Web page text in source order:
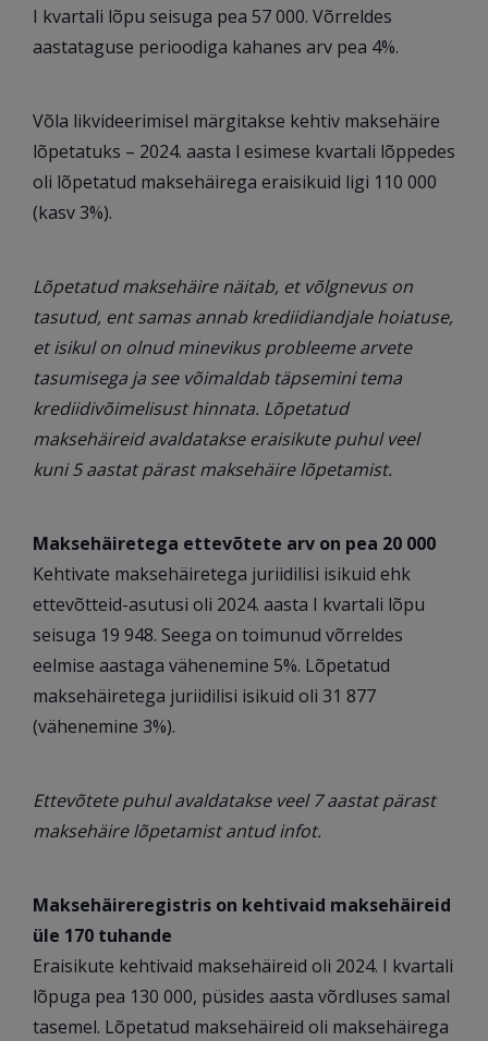
I kvartali lõpu seisuga pea 57 000. Võrreldes
aastataguse perioodiga kahanes arv pea 4%.
Võla likvideerimisel märgitakse kehtiv maksehäire
lõpetatuks – 2024. aasta l esimese kvartali lõppedes
oli lõpetatud maksehäirega eraisikuid ligi 110 000
(kasv 3%).
Lõpetatud maksehäire näitab, et võlgnevus on
tasutud, ent samas annab krediidiandjale hoiatuse,
et isikul on olnud minevikus probleeme arvete
tasumisega ja see võimaldab täpsemini tema
krediidivõimelisust hinnata. Lõpetatud
maksehäireid avaldatakse eraisikute puhul veel
kuni 5 aastat pärast maksehäire lõpetamist.
Maksehäiretega ettevõtete arv on pea 20 000
Kehtivate maksehäiretega juriidilisi isikuid ehk
ettevõtteid-asutusi oli 2024. aasta I kvartali lõpu
seisuga 19 948. Seega on toimunud võrreldes
eelmise aastaga vähenemine 5%. Lõpetatud
maksehäiretega juriidilisi isikuid oli 31 877
(vähenemine 3%).
Ettevõtete puhul avaldatakse veel 7 aastat pärast
maksehäire lõpetamist antud infot.
Maksehäireregistris on kehtivaid maksehäireid
üle 170 tuhande
Eraisikute kehtivaid maksehäireid oli 2024. I kvartali
lõpuga pea 130 000, püsides aasta võrdluses samal
tasemel. Lõpetatud maksehäireid oli maksehäirega